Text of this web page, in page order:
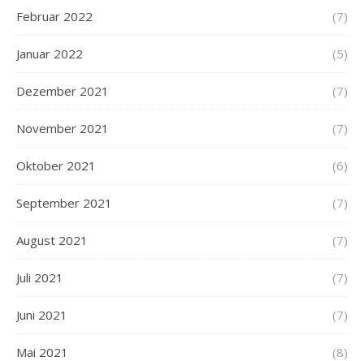
Februar 2022 (7)
Januar 2022 (5)
Dezember 2021 (7)
November 2021 (7)
Oktober 2021 (6)
September 2021 (7)
August 2021 (7)
Juli 2021 (7)
Juni 2021 (7)
Mai 2021 (8)